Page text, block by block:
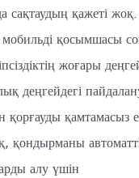
сақтаудың қажеті жоқ.
қосымшасы
жоғары
деңгейдегі
қорғауды қамтамасыз
қондырманы
алу үшін